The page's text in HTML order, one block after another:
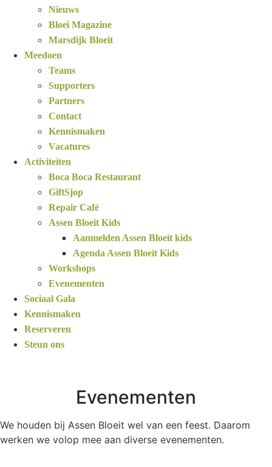
Nieuws
Bloei Magazine
Marsdijk Bloeit
Meedoen
Teams
Supporters
Partners
Contact
Kennismaken
Vacatures
Activiteiten
Boca Boca Restaurant
GiftSjop
Repair Café
Assen Bloeit Kids
Aanmelden Assen Bloeit kids
Agenda Assen Bloeit Kids
Workshops
Evenementen
Sociaal Gala
Kennismaken
Reserveren
Steun ons
Evenementen
We houden bij Assen Bloeit wel van een feest. Daarom
werken we volop mee aan diverse evenementen.